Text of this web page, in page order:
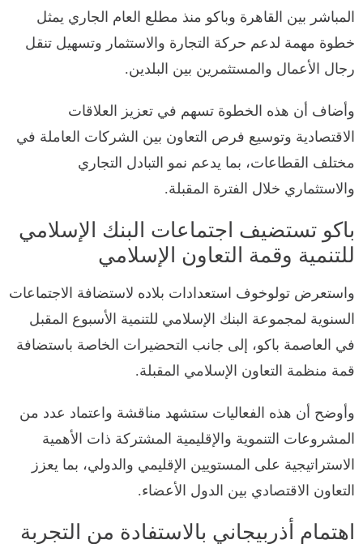
المباشر بين القاهرة وباكو منذ مطلع العام الجاري يمثل
خطوة مهمة لدعم حركة التجارة والاستثمار وتسهيل تنقل
رجال الأعمال والمستثمرين بين البلدين.
وأضاف أن هذه الخطوة تسهم في تعزيز العلاقات
الاقتصادية وتوسيع فرص التعاون بين الشركات العاملة في
مختلف القطاعات، بما يدعم نمو التبادل التجاري
والاستثماري خلال الفترة المقبلة.
باكو تستضيف اجتماعات البنك الإسلامي
للتنمية وقمة التعاون الإسلامي
واستعرض تولوخوف استعدادات بلاده لاستضافة الاجتماعات
السنوية لمجموعة البنك الإسلامي للتنمية الأسبوع المقبل
في العاصمة باكو، إلى جانب التحضيرات الخاصة باستضافة
قمة منظمة التعاون الإسلامي المقبلة.
وأوضح أن هذه الفعاليات ستشهد مناقشة واعتماد عدد من
المشروعات التنموية والإقليمية المشتركة ذات الأهمية
الاستراتيجية على المستويين الإقليمي والدولي، بما يعزز
التعاون الاقتصادي بين الدول الأعضاء.
اهتمام أذربيجاني بالاستفادة من التجربة